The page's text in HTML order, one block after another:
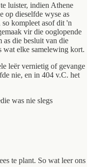
luister, indien Athene
op dieselfde wyse as
kompleet asof dit 'n
vir die ooglopende
as die besluit van die
wat elke samelewing kort.
leër vernietig of gevange
nie, en in 404 v.C. het
was nie slegs
te plant. So wat leer ons